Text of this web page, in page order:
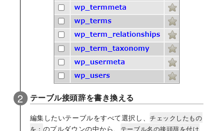
テーブル接頭辞を書き換える
編集したいテーブルをすべて選択し、チェックしたもの
を： のプルダウンの中から、
テーブル名の接頭辞を付け